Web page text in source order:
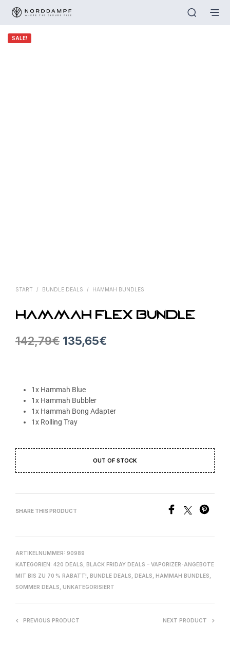
SALE!
START / BUNDLE DEALS / HAMMAH BUNDLES
Hammah Flex Bundle
142,79€ 135,65€
1x Hammah Blue
1x Hammah Bubbler
1x Hammah Bong Adapter
1x Rolling Tray
OUT OF STOCK
SHARE THIS PRODUCT
ARTIKELNUMMER: 90989
KATEGORIEN: 420 DEALS
BLACK FRIDAY DEALS – VAPORIZER-ANGEBOTE
MIT BIS ZU 70 % RABATT!
BUNDLE DEALS DEALS HAMMAH BUNDLES
SOMMER DEALS
UNKATEGORISIERT
PREVIOUS PRODUCT NEXT PRODUCT